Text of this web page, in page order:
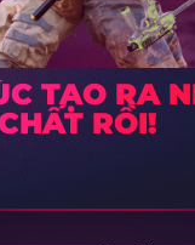
TẠO RA
RỒI!